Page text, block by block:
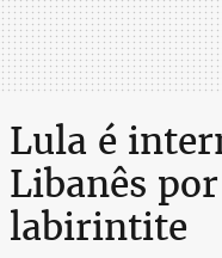
Lula é
Libanês
labirintite